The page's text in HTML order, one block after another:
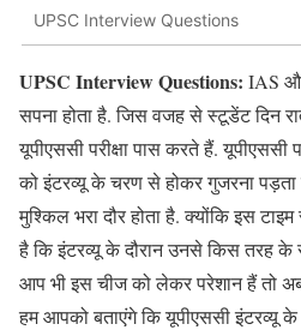
UPSC Interview Questions
UPSC Interview Questions: IAS
सपना होता है. जिस वजह से स्टूडेंट दिन
यूपीएससी परीक्षा पास करते हैं.
को इंटरव्यू के चरण से होकर गुजरना
मुश्किल भरा दौर होता है. क्योंकि इस
है कि इंटरव्यू के दौरान उनसे किस तरह
आप भी इस चीज को लेकर परेशान हैं तो
हम आपको बताएंगे कि यूपीएससी इंटरव्यू